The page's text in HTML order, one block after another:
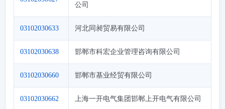
公司
03102030633 河北同昶贸易有限公司
03102030638 邯郸市科宏企业管理咨询有限公司
03102030660 邯郸市基业经贸有限公司
03102030662 上海一开电气集团邯郸上开电气有限公司